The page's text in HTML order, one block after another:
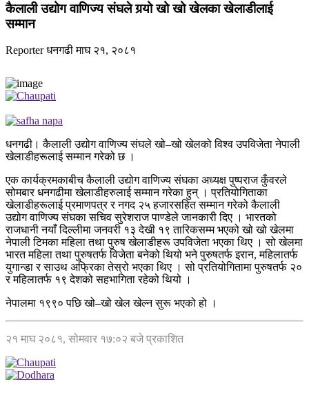
कैलाली उद्योग वाणिज्य संघले गर्‍यो खो खो खेलका खेलाडीलाई
सम्मान
Reporterधनगढीमाघ २१, २०८१
धनगढी। कैलाली उद्योग वाणिज्य संघले खो–खो खेलको विश्व उपविजेता नेपाली
खेलाडीहरूलाई सम्मान गरेको छ ।
एक कार्यक्रमकाबीच कैलाली उद्योग वाणिज्य संघका अध्यक्ष पुष्पराज कुँवरले
सोमबार धनगढीमा खेलाडीहरुलाई सम्मान गरेका हुन् । प्रतियोगिताका
खेलाडीहरूलाई प्रमाणपत्र र नगद २५ हजारसहित सम्मान गरेको कैलाली
उद्योग वाणिज्य संघका सचिव सुरेशराज पाण्डेले जानकारी दिए । भारतको
राजधानी नयाँ दिल्लीमा जनवरी १३ देखी १९ तारिकसम्म भएको खो खो खेलमा
नेपाली टिमका महिला तथा पुरुष खेलाडीहरू उपविजेता भएका थिए । सो खेलमा
भारत महिला तथा पुरुषतर्फ विजेता बनेको थियो भने पुरुषतर्फ इरान, महिलातर्फ
युगान्डा र साउथ अफ्रिका तेस्रो भएका थिए । सो प्रतियोगितामा पुरुषतर्फ २०
र महिलातर्फ १९ देशको सहभागिता रहेको थियो ।
नेपालमा १९९० पछि खो–खो खेल खेल्न सुरू भएको हो ।
२१ माघ २०८१, सोमवार १७:०२ बजे प्रकाशित